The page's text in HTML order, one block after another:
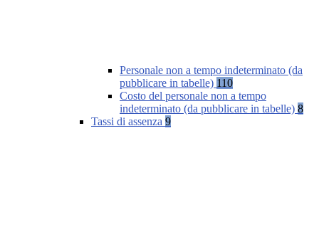
Personale non a tempo indeterminato (da
pubblicare in tabelle) 110
Costo del personale non a tempo
indeterminato (da pubblicare in tabelle) 8
Tassi di assenza 9